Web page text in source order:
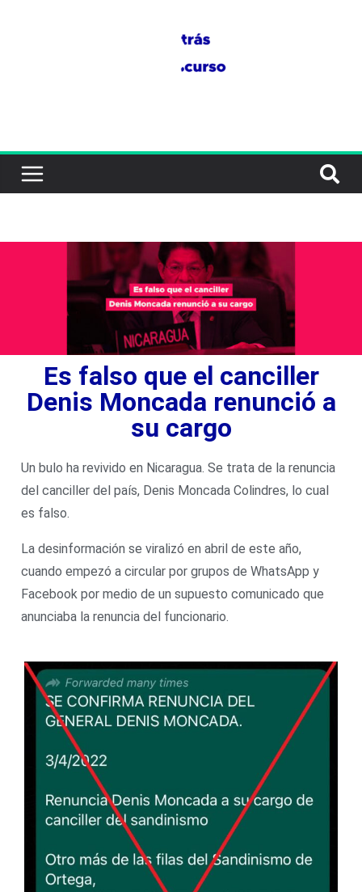
Es falso que el canciller
Denis Moncada renunció a
su cargo
Un bulo ha revivido en Nicaragua. Se trata de la renuncia
del canciller del país, Denis Moncada Colindres, lo cual
es falso.
La desinformación se viralizó en abril de este año,
cuando empezó a circular por grupos de WhatsApp y
Facebook por medio de un supuesto comunicado que
anunciaba la renuncia del funcionario.